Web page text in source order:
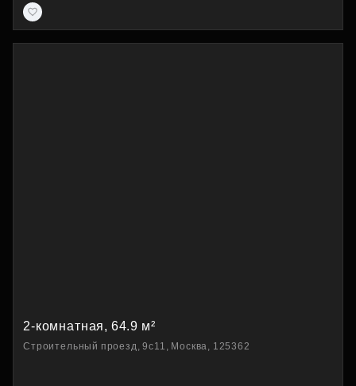
2-комнатная, 64.9 м²
Строительный проезд, 9с11, Москва, 125362